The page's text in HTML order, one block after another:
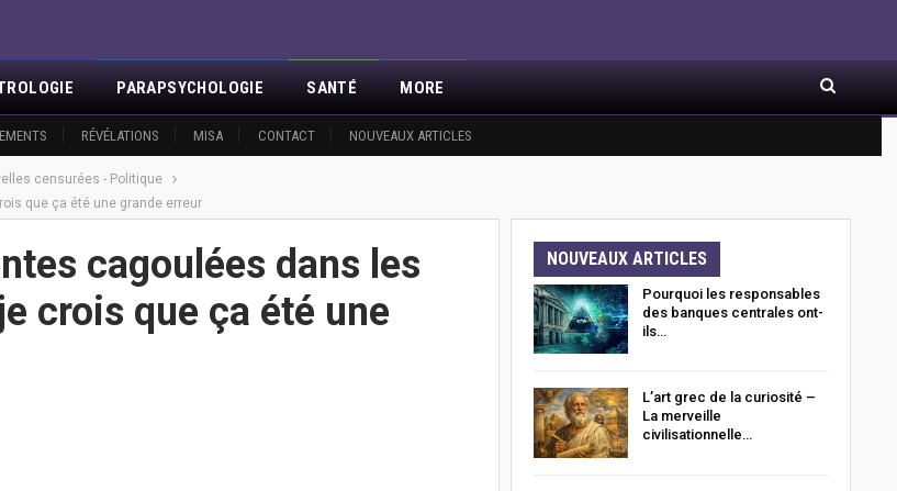
RÉVÉLATIONS MISA CONTACT NOUVEAUX ARTICLES
PARAPSYCHOLOGIE SANTÉ MORE
censurées - Politique
que ça été une grande erreur
cagoulées dans les
crois que ça été une
NOUVEAUX ARTICLES
Pourquoi les responsables
des banques centrales ont-
ils…
L’art grec de la curiosité –
La merveille
civilisationnelle…